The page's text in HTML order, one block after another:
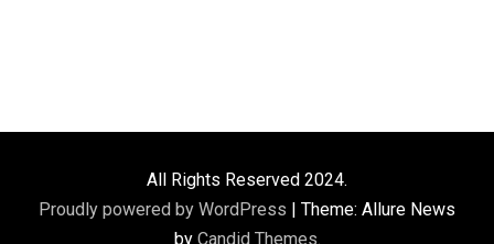
All Rights Reserved 2024.
Proudly powered by WordPress | Theme: Allure News
by Candid Themes.